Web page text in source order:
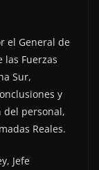
el General de
las Fuerzas
Sur,
y
del personal,
Reales.
Jefe